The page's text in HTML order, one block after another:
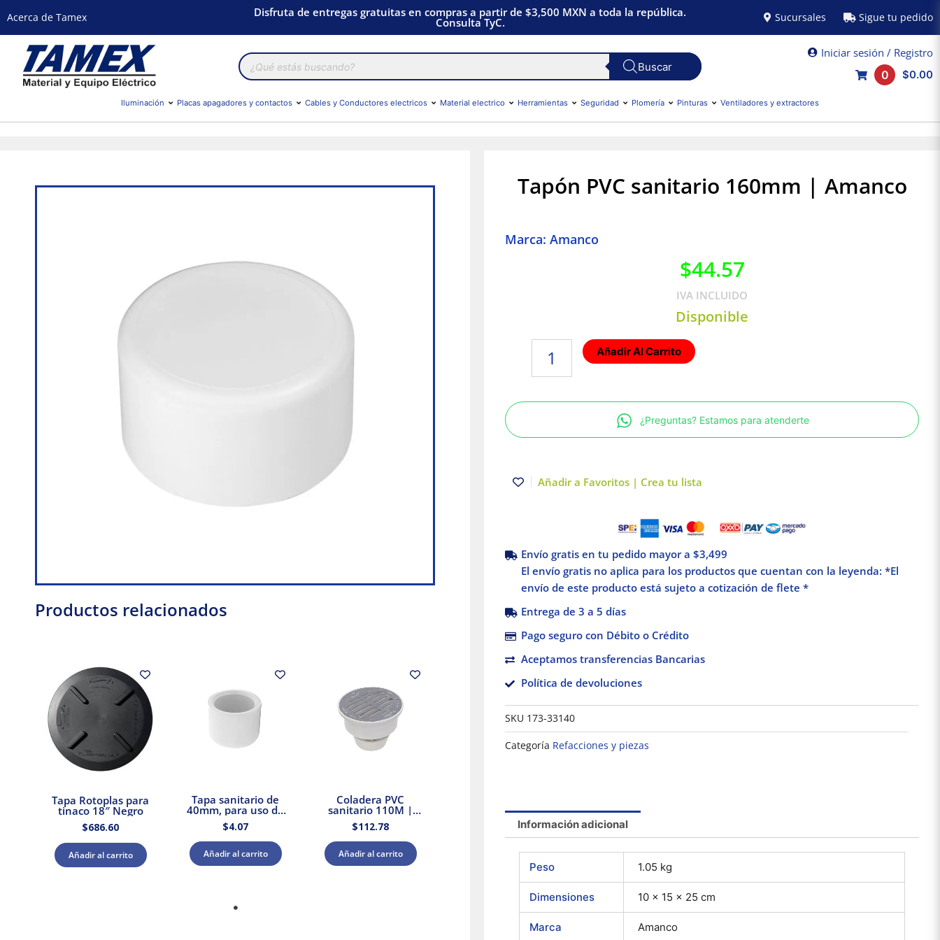
Acerca de Tamex Disfruta de entregas gratuitas en compras a partir de $3,500 MXN a toda la república.
Consulta TyC. Sucursales Sigue tu pedido
Búsqueda
de
productos
Iniciar sesión / Registro
0
$0.00
Iluminación Placas apagadores y contactos Cables y Conductores electricos Material electrico Herramientas Seguridad Plomería Pinturas Ventiladores y extractores
Productos relacionados
Tapa Rotoplas para
tinaco 18″ Negro
$686.60
Añadir al carrito
Tapa sanitario de
40mm, para uso de
drenaje domestico |
Amanco
$4.07
Añadir al carrito
Coladera PVC
sanitario 110M |
Amanco
$112.78
Añadir al carrito
Tapón PVC sanitario 160mm | Amanco
Marca: Amanco
$44.57
IVA INCLUIDO
Disponible
sanitario
|
Amanco
Añadir Al Carrito
¿Preguntas? Estamos para atenderte
Añadir a Favoritos | Crea tu lista
Envío gratis en tu pedido mayor a $3,499
El envío gratis no aplica para los productos que cuentan con la leyenda: *El
envío de este producto está sujeto a cotización de flete *
Entrega de 3 a 5 días
Pago seguro con Débito o Crédito
Aceptamos transferencias Bancarias
Política de devoluciones
SKU 173-33140
Categoría Refacciones y piezas
Información adicional
Peso 1.05 kg
Dimensiones 10 × 15 × 25 cm
Marca Amanco